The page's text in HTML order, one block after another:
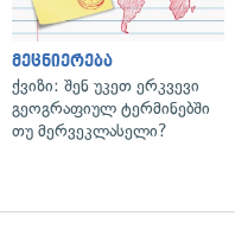
მეცნიერება
ქვიზი: შენ უკეთ ერკვევი
გეოგრაფიულ ტერმინებში
თუ მერვეკლასელი?